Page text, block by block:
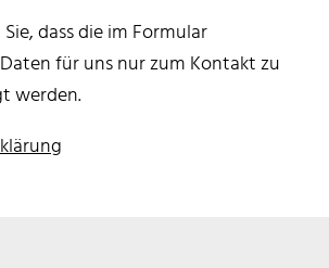
dass die im Formular
für uns nur zum Kontakt zu
werden.